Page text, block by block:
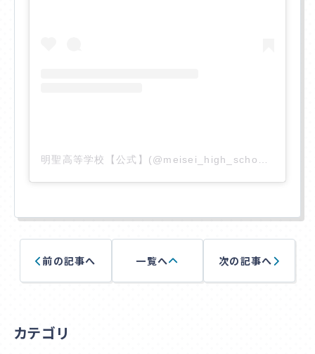
中野キャンパス
03-5340-7210
前の記事へ 一覧へ 次の記事へ
カテゴリ